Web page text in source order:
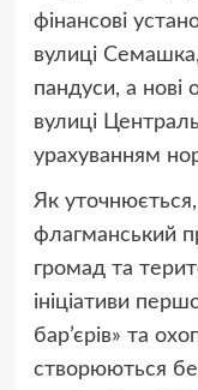
фінансові
вулиці
пандуси, а нові
вулиці
урахуванням
Як уточнюється,
флагманський
громад та
ініціативи
бар’єрів» та
створюються